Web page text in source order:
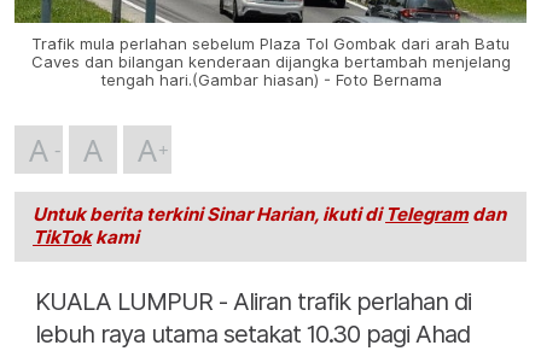
Trafik mula perlahan sebelum Plaza Tol Gombak dari arah Batu
Caves dan bilangan kenderaan dijangka bertambah menjelang
tengah hari.(Gambar hiasan) - Foto Bernama
A A A
Untuk berita terkini Sinar Harian, ikuti di Telegramdan
TikTokkami
KUALA LUMPUR - Aliran trafik perlahan di
lebuh raya utama setakat 10.30 pagi Ahad